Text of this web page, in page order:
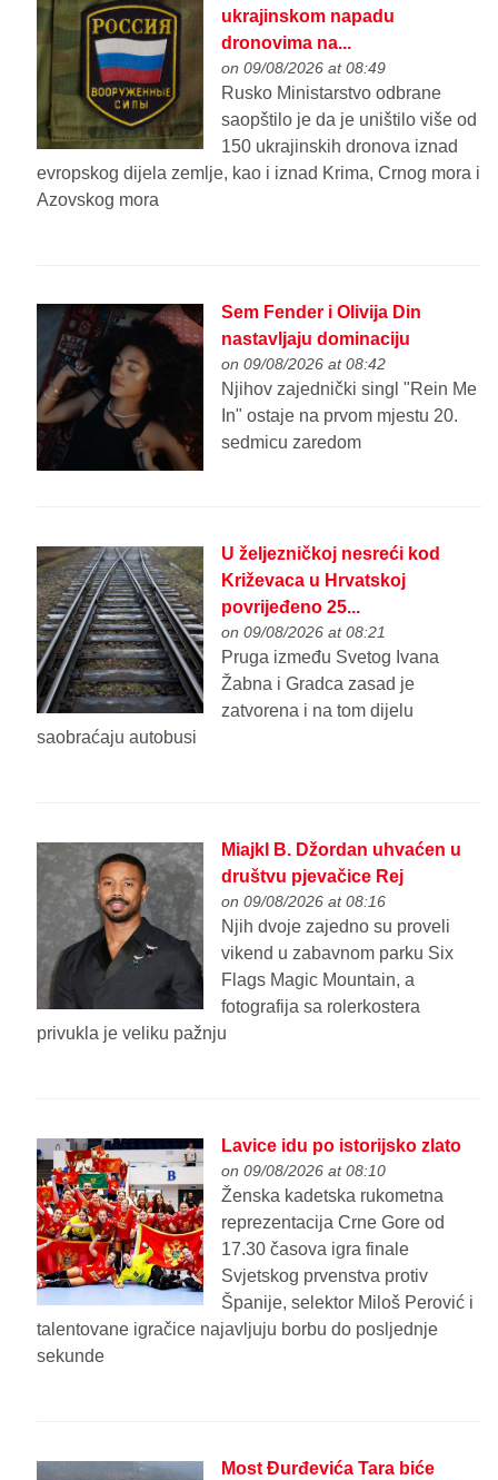
ukrajinskom napadu
dronovima na...
on 09/08/2026 at 08:49
Rusko Ministarstvo odbrane
saopštilo je da je uništilo više od
150 ukrajinskih dronova iznad
evropskog dijela zemlje, kao i iznad Krima, Crnog mora i
Azovskog mora
Sem Fender i Olivija Din
nastavljaju dominaciju
on 09/08/2026 at 08:42
Njihov zajednički singl "Rein Me
In" ostaje na prvom mjestu 20.
sedmicu zaredom
U željezničkoj nesreći kod
Križevaca u Hrvatskoj
povrijeđeno 25...
on 09/08/2026 at 08:21
Pruga između Svetog Ivana
Žabna i Gradca zasad je
zatvorena i na tom dijelu
saobraćaju autobusi
Miajkl B. Džordan uhvaćen u
društvu pjevačice Rej
on 09/08/2026 at 08:16
Njih dvoje zajedno su proveli
vikend u zabavnom parku Six
Flags Magic Mountain, a
fotografija sa rolerkostera
privukla je veliku pažnju
Lavice idu po istorijsko zlato
on 09/08/2026 at 08:10
Ženska kadetska rukometna
reprezentacija Crne Gore od
17.30 časova igra finale
Svjetskog prvenstva protiv
Španije, selektor Miloš Perović i
talentovane igračice najavljuju borbu do posljednje
sekunde
Most Đurđevića Tara biće